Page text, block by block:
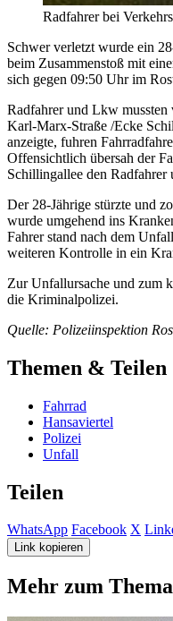
Radfahrer bei
Schwer verletzt wurde ein
beim Zusammenstoß mit
sich gegen 09:50 Uhr im
Radfahrer und Lkw mussten
Karl-Marx-Straße /Ecke
anzeigte, fuhren
Offensichtlich übersah der
Schillingallee den Radfahrer
Der 28-Jährige stürzte und
wurde umgehend ins
Fahrer stand nach dem
weiteren Kontrolle in ein
Zur Unfallursache und zum
die Kriminalpolizei.
Quelle: Polizeiinspektion
Themen & Teilen
Fahrrad
Hansaviertel
Polizei
Unfall
Teilen
WhatsApp Facebook X
Link kopieren
Mehr zum Thema